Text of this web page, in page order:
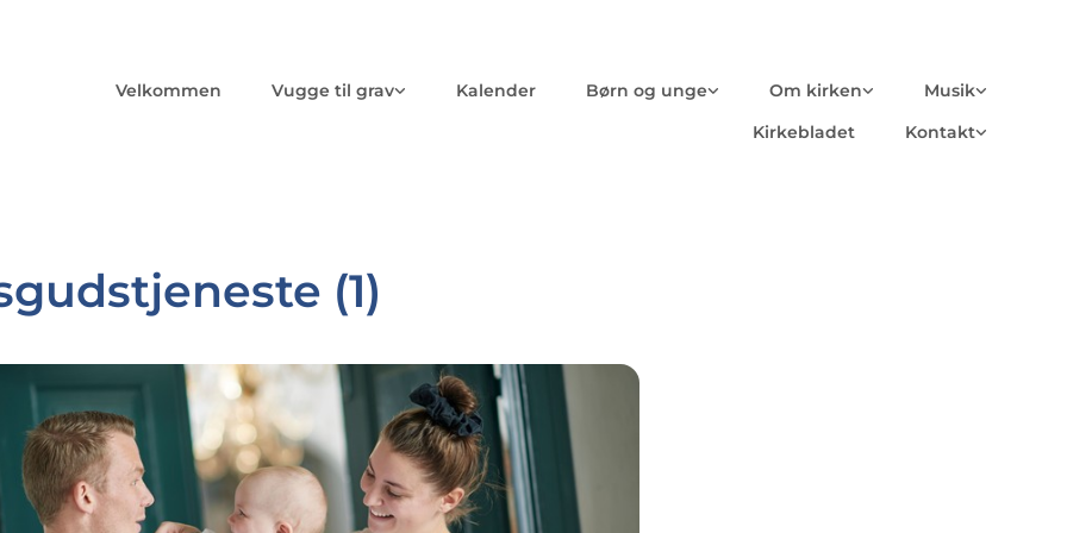
Velkommen Vugge til grav Kalender Børn og unge Om kirken
Musik
Kirkebladet
Kontakt
(1)